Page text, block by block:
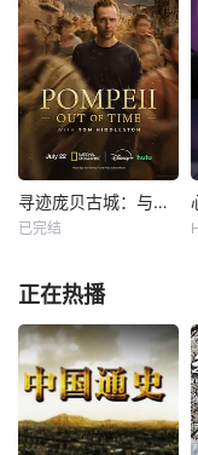
寻迹庞贝古城：与汤姆·希德勒斯顿同行
已完结
正在热播